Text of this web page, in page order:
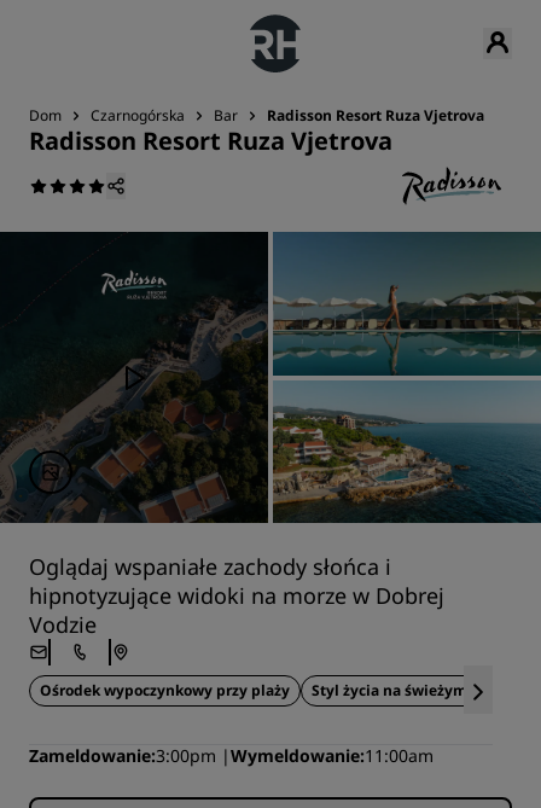
Dom Czarnogórska Bar Radisson Resort Ruza Vjetrova
Radisson Resort Ruza Vjetrova
Oglądaj wspaniałe zachody słońca i
hipnotyzujące widoki na morze w Dobrej
Vodzie
Ośrodek wypoczynkowy przy plaży Styl życia na świeżym
Zameldowanie 3:00pm Wymeldowanie 11:00am